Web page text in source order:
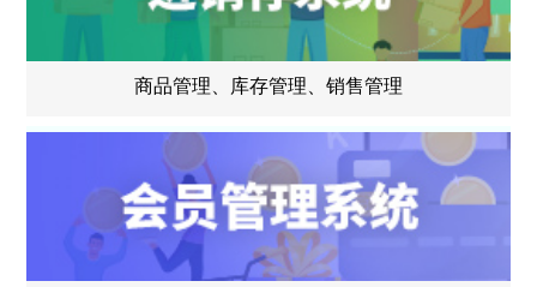
商品管理、库存管理、销售管理